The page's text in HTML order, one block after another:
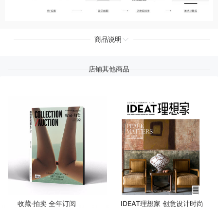
商品说明
店铺其他商品
收藏·拍卖 全年订阅
IDEAT理想家 创意设计时尚